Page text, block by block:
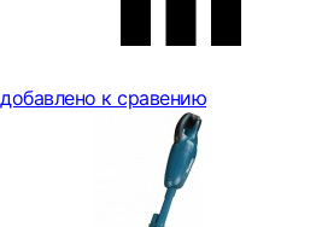
добавлено к сравению